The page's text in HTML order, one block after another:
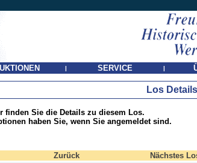
| SERVICE |
Los Details
finden Sie die Details zu diesem Los.
haben Sie, wenn Sie angemeldet sind.
Zurück
Nächstes